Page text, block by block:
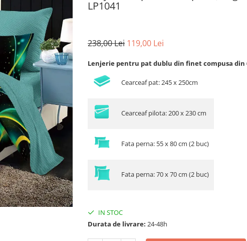
LP1041
238,00 Lei 119,00 Lei
Lenjerie pentru pat dublu din finet compusa din
Cearceaf pat: 245 x 250cm
Cearceaf pilota: 200 x 230 cm
Fata perna: 55 x 80 cm (2 buc)
Fata perna: 70 x 70 cm (2 buc)
IN STOC
Durata de livrare: 24-48h